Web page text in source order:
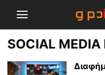
SOCIAL MEDIA